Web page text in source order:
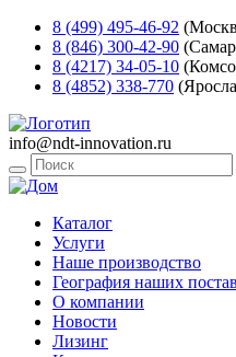
8 (499) 495-46-92
8 (846) 300-42-90
8 (4217) 34-05-10
8 (4852) 338-770
info@ndt-innovation.ru
Каталог
Услуги
Наше производство
География наших
О компании
Новости
Лизинг